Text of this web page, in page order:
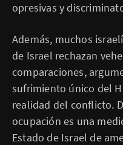
opresivas y
Además, muchos
de Israel rechazan
comparaciones,
sufrimiento único del
realidad del conflicto.
ocupación es una
Estado de Israel de